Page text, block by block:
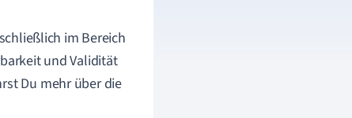
im Bereich
und Validität
Du mehr über die